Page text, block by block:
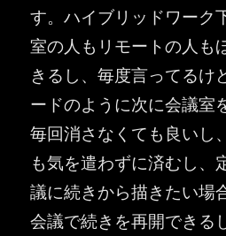
す。ハイブリッドワーク
室の人もリモートの人も
きるし、毎度言ってるけ
ードのように次に会議室
毎回消さなくても良いし
も気を遣わずに済むし、
議に続きから描きたい場
会議で続きを再開できる